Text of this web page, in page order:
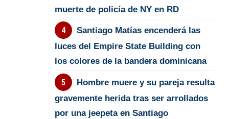
muerte de policía de NY en RD
Santiago Matías encenderá las
luces del Empire State Building con
los colores de la bandera dominicana
Hombre muere y su pareja resulta
gravemente herida tras ser arrollados
por una jeepeta en Santiago